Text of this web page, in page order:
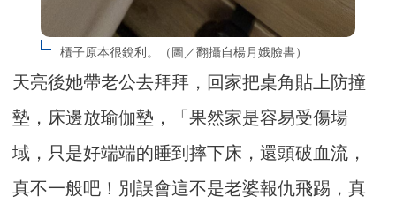
櫃子原本很銳利。（圖／翻攝自楊月娥臉書）
天亮後她帶老公去拜拜，回家把桌角貼上防撞
墊，床邊放瑜伽墊，「果然家是容易受傷場
域，只是好端端的睡到摔下床，還頭破血流，
真不一般吧！別誤會這不是老婆報仇飛踢，真